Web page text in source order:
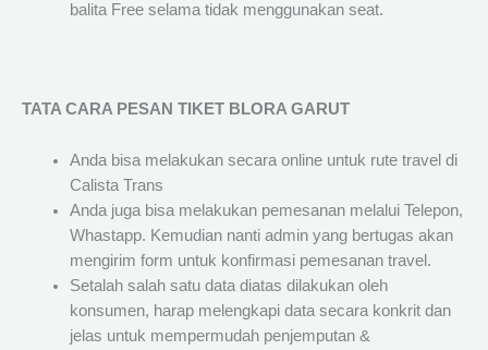
balita Free selama tidak menggunakan seat.
TATA CARA PESAN TIKET BLORA GARUT
Anda bisa melakukan secara online untuk rute travel di
Calista Trans
Anda juga bisa melakukan pemesanan melalui Telepon,
Whastapp. Kemudian nanti admin yang bertugas akan
mengirim form untuk konfirmasi pemesanan travel.
Setalah salah satu data diatas dilakukan oleh
konsumen, harap melengkapi data secara konkrit dan
jelas untuk mempermudah penjemputan &